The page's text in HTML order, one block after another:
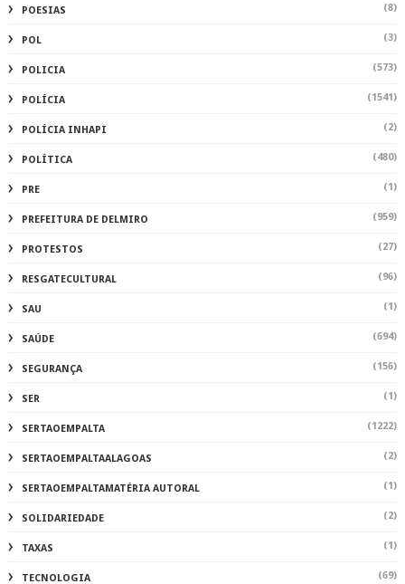
POESIAS (8)
POL (3)
POLICIA (573)
POLÍCIA (1541)
POLÍCIA INHAPI (2)
POLÍTICA (480)
PRE (1)
PREFEITURA DE DELMIRO (959)
PROTESTOS (27)
RESGATECULTURAL (96)
SAU (1)
SAÚDE (694)
SEGURANÇA (156)
SER (1)
SERTAOEMPALTA (1222)
SERTAOEMPALTAALAGOAS (2)
SERTAOEMPALTAMATÉRIA AUTORAL (1)
SOLIDARIEDADE (2)
TAXAS (1)
TECNOLOGIA (69)